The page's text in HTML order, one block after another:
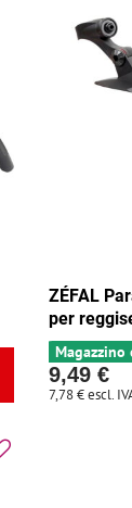
ZÉFAL
per
Magazzino
9,49 €
7,78 €escl.